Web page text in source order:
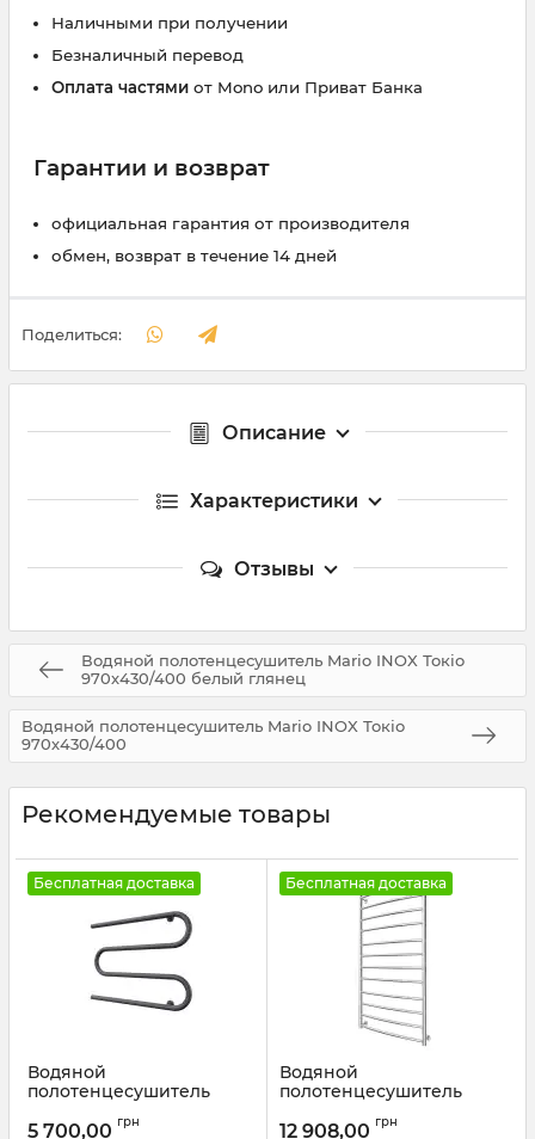
Наличными при получении
Безналичный перевод
Оплата частями от Mono или Приват Банка
Гарантии и возврат
официальная гарантия от производителя
обмен, возврат в течение 14 дней
Поделиться:
Описание
Характеристики
Отзывы
Водяной полотенцесушитель Mario INOX Токіо
970х430/400 белый глянец
Водяной полотенцесушитель Mario INOX Токіо
970х430/400
Рекомендуемые товары
Бесплатная доставка
Водяной
полотенцесушитель
Полотенцесушитель
5 700,00 грн
Бесплатная доставка
Водяной
полотенцесушитель
1170х630/600 сатин
12 908,00 грн